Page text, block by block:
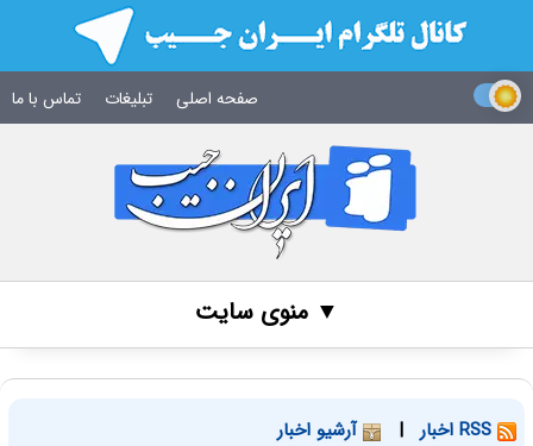
صفحه اصلی تبلیغات تماس با ما
▼ منوی سایت
| آرشیو اخبار